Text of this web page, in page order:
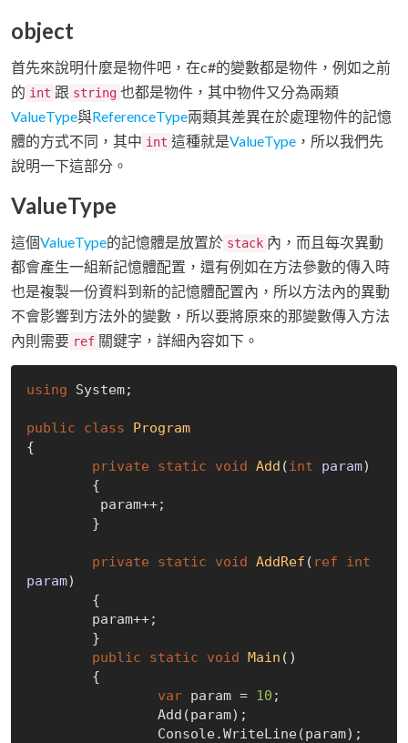
object
首先來說明什麼是物件吧，在c#的變數都是物件，例如之前
的 int 跟 string 也都是物件，其中物件又分為兩類
ValueType與ReferenceType兩類其差異在於處理物件的記憶
體的方式不同，其中 int 這種就是ValueType ，所以我們先
說明一下這部分。
ValueType
這個ValueType的記憶體是放置於 stack 內，而且每次異動
都會產生一組新記憶體配置，還有例如在方法參數的傳入時
也是複製一份資料到新的記憶體配置內，所以方法內的異動
不會影響到方法外的變數，所以要將原來的那變數傳入方法
內則需要 ref 關鍵字，詳細內容如下。
using System;
public class
Program
{
private
static void Add (int param)
private static void AddRef ( ref
int
param)
public
static void Main ( )
var param = 10 ;